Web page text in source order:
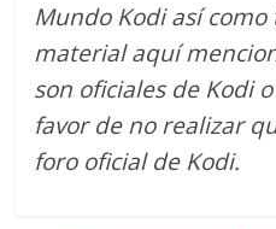
Mundo Kodi así como
material aquí
son oficiales de Kodi
favor de no realizar
foro oficial de Kodi.